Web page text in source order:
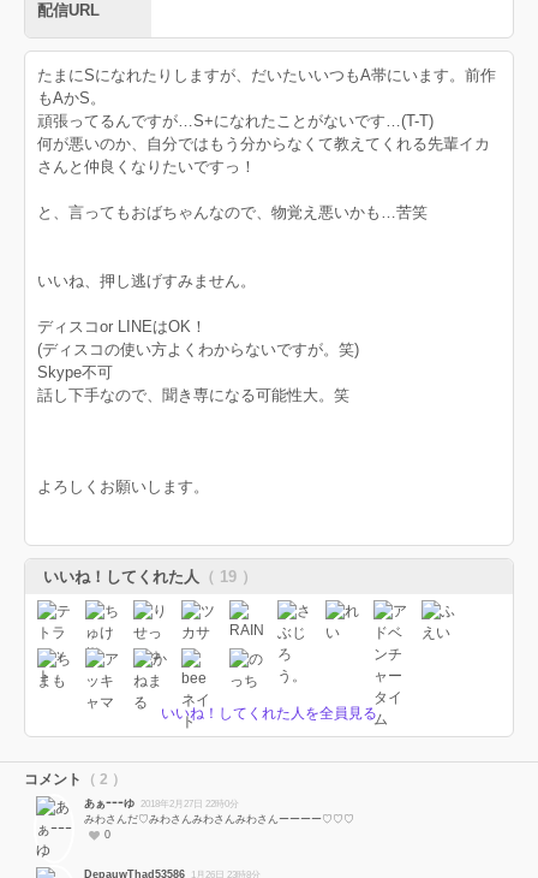
配信URL
たまにSになれたりしますが、だいたいいつもA帯にいます。前作
もAかS。
頑張ってるんですが…S+になれたことがないです…(T-T)
何が悪いのか、自分ではもう分からなくて教えてくれる先輩イカ
さんと仲良くなりたいですっ！
と、言ってもおばちゃんなので、物覚え悪いかも…苦笑
いいね、押し逃げすみません。
ディスコor LINEはOK！
(ディスコの使い方よくわからないですが。笑)
Skype不可
話し下手なので、聞き専になる可能性大。笑
よろしくお願いします。
いいね！してくれた人 （ 19 ）
いいね！してくれた人を全員見る
コメント （ 2 ）
あぁｰｰｰゆ 2018年2月27日 22時0分
みわさんだ♡みわさんみわさんみわさんーーーー♡♡♡
0
DepauwThad53586 1月26日 23時8分